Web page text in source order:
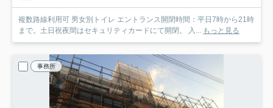
複数路線利用可 男女別トイレ エントランス開閉時間：平日7時から21時
まで。土日祝夜間はセキュリティカードにて開閉。 入... もっと見る
事務所